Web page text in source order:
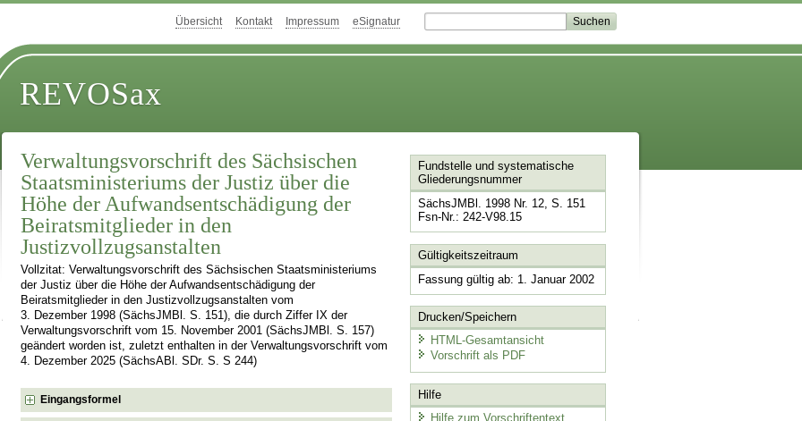
Übersicht Kontakt Impressum eSignatur
REVOSax
Verwaltungsvorschrift des Sächsischen
Staatsministeriums der Justiz über die
Höhe der Aufwandsentschädigung der
Beiratsmitglieder in den
Justizvollzugsanstalten
Vollzitat: Verwaltungsvorschrift des Sächsischen Staatsministeriums
der Justiz über die Höhe der Aufwandsentschädigung der
Beiratsmitglieder in den Justizvollzugsanstalten vom
3. Dezember 1998 (SächsJMBl. S. 151), die durch Ziffer IX der
Verwaltungsvorschrift vom 15. November 2001 (SächsJMBl. S. 157)
geändert worden ist, zuletzt enthalten in der Verwaltungsvorschrift vom
4. Dezember 2025 (SächsABl. SDr. S. S 244)
Eingangsformel
Fundstelle und systematische
Gliederungsnummer
SächsJMBl. 1998 Nr. 12, S. 151
Fsn-Nr.: 242-V98.15
Gültigkeitszeitraum
Fassung gültig ab: 1. Januar 2002
Drucken/Speichern
HTML-Gesamtansicht
Vorschrift als PDF
Hilfe
Hilfe zum Vorschriftentext